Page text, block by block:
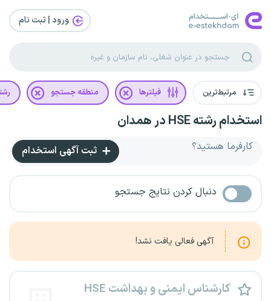
ورود | ثبت‌ نام
مرتبط‌ترین فیلترها منطقه جستجو
استخدام رشته HSE در همدان
کارفرما هستید؟ ثبت آگهی استخدام
دنبال کردن نتایج جستجو
آگهی فعالی یافت نشد!
کارشناس ایمنی و بهداشت HSE